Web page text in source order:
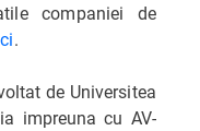
companiei de
.
de Universitea
impreuna cu AV-